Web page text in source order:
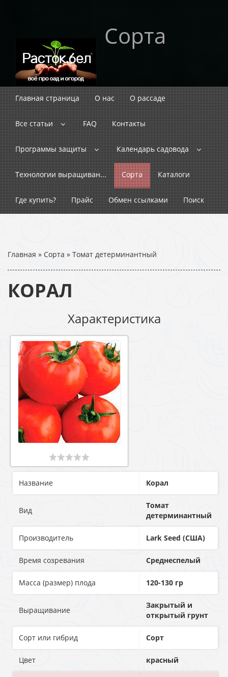
Сорта
Главная страница О нас О рассаде
Все статьи FAQ Контакты
Программы защиты Календарь садовода
Технологии выращиван... Сорта Каталоги
Где купить? Прайс Обмен ссылками Поиск
Главная » Сорта » Томат детерминантный
КОРАЛ
Характеристика
Название Корал
Вид
Томат
детерминантный
Производитель Lark Seed (США)
Время созревания Среднеспелый
Масса (размер) плода 120-130 гр
Выращивание
Закрытый и
открытый грунт
Сорт или гибрид Сорт
Цвет красный